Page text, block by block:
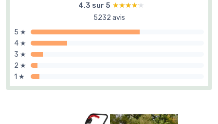
4,3 sur 5 ★★★★★
★★★★★
5232 avis
5 ★
4 ★
3 ★
2 ★
1 ★